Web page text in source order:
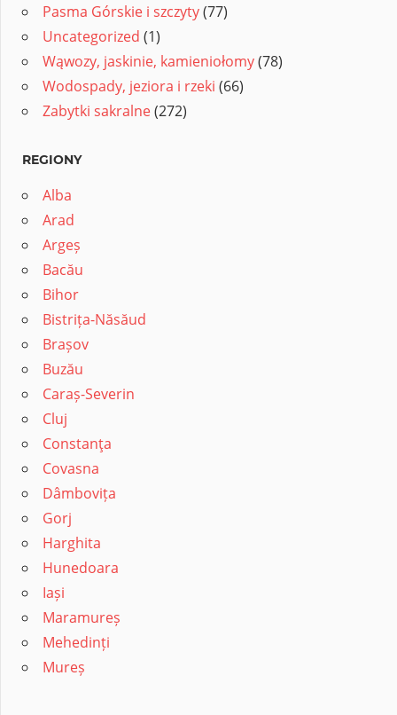
Pasma Górskie i szczyty(77)
Uncategorized (1)
Wąwozy, jaskinie, kamieniołomy(78)
Wodospady, jeziora i rzeki (66)
Zabytki sakralne(272)
REGIONY
Alba
Arad
Argeș
Bacău
Bihor
Bistrița-Năsăud
Brașov
Buzău
Caraș-Severin
Cluj
Constanţa
Covasna
Dâmbovița
Gorj
Harghita
Hunedoara
Iași
Maramureș
Mehedinți
Mureș